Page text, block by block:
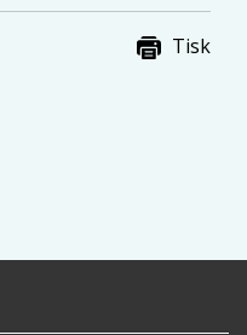
Tisk